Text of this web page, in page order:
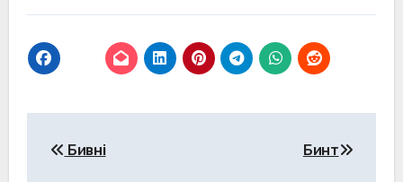
записів
Бивні Бинт